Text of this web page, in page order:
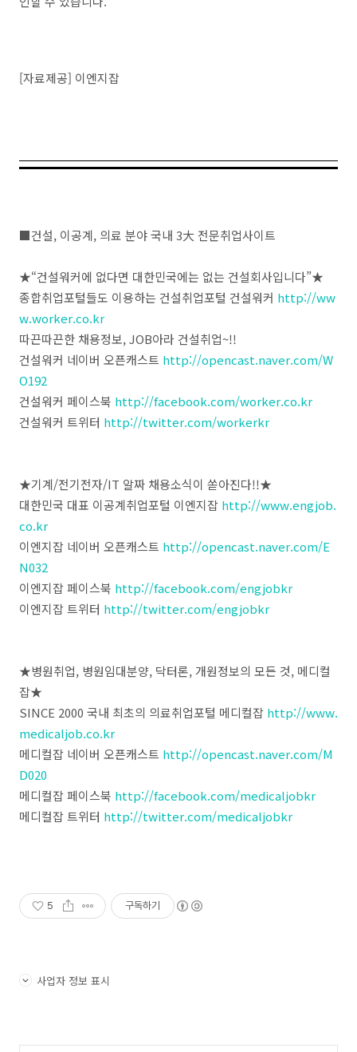
[자료제공] 이엔지잡
■건설, 이공계, 의료 분야 국내 3大 전문취업사이트
★“건설워커에 없다면 대한민국에는 없는 건설회사입니다”★
종합취업포털들도 이용하는 건설취업포털 건설워커 http://ww
w.worker.co.kr
따끈따끈한 채용정보, JOB아라 건설취업~!!
건설워커 네이버 오픈캐스트 http://opencast.naver.com/W
O192
건설워커 페이스북 http://facebook.com/worker.co.kr
건설워커 트위터 http://twitter.com/workerkr
★기계/전기전자/IT 알짜 채용소식이 쏟아진다!!★
대한민국 대표 이공계취업포털 이엔지잡 http://www.engjob.
co.kr
이엔지잡 네이버 오픈캐스트 http://opencast.naver.com/E
N032
이엔지잡 페이스북 http://facebook.com/engjobkr
이엔지잡 트위터 http://twitter.com/engjobkr
★병원취업, 병원임대분양, 닥터론, 개원정보의 모든 것, 메디컬
잡★
SINCE 2000 국내 최초의 의료취업포털 메디컬잡 http://www.
medicaljob.co.kr
메디컬잡 네이버 오픈캐스트 http://opencast.naver.com/M
D020
메디컬잡 페이스북 http://facebook.com/medicaljobkr
메디컬잡 트위터 http://twitter.com/medicaljobkr
5 구독하기
사업자 정보 표시